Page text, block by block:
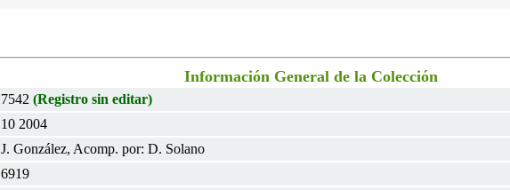
Información General de la Colección
7542 (Registro sin editar)
10 2004
J. González, Acomp. por: D. Solano
6919